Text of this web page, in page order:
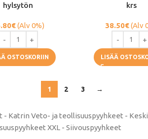
hylsytön
€(Alv 0%)
OSTOSKORIIN
krs
38.50€(Alv
LISÄÄ
1 2 3 →
- Katrin Veto- ja teollisuuspyyhkeet -
XXL - Siivouspyyhkeet